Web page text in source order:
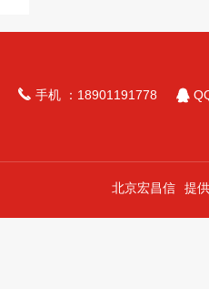
 手机 ：18901191778 
北京宏昌信 提